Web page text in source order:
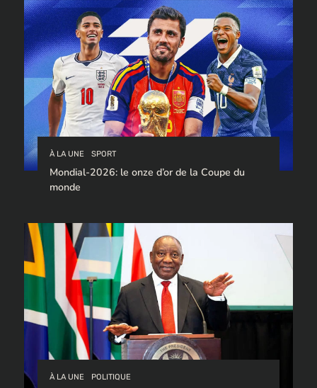
À LA UNE SPORT
Mondial-2026: le onze d’or de la Coupe du
monde
À LA UNE POLITIQUE